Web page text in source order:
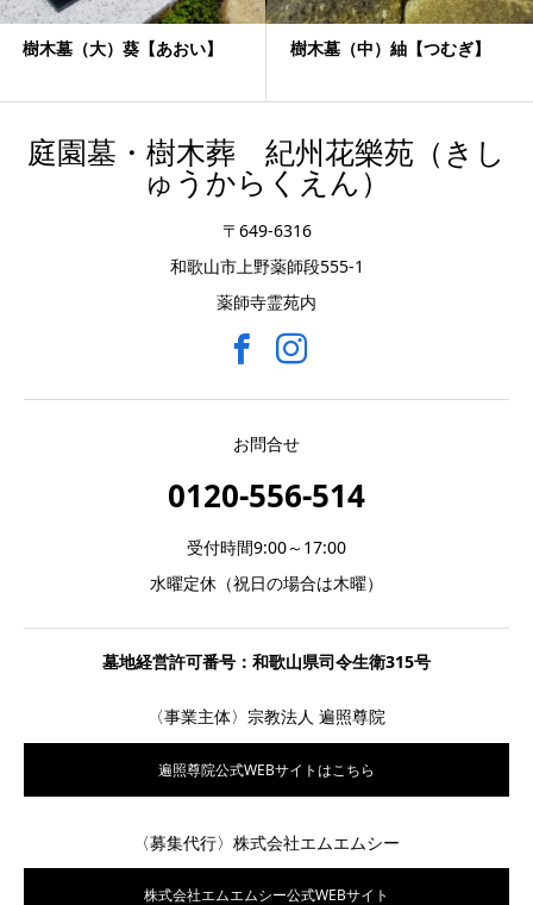
樹木墓（大）葵【あおい】 樹木墓（中）紬【つむぎ】
庭園墓・樹木葬 紀州花樂苑（きし
ゅうからくえん）
〒649-6316
和歌山市上野薬師段555-1
薬師寺霊苑内
お問合せ
0120-556-514
受付時間9:00～17:00
水曜定休（祝日の場合は木曜）
墓地経営許可番号：和歌山県司令生衛315号
〈事業主体〉宗教法人 遍照尊院
遍照尊院公式WEBサイトはこちら
〈募集代行〉株式会社エムエムシー
株式会社エムエムシー公式WEBサイト